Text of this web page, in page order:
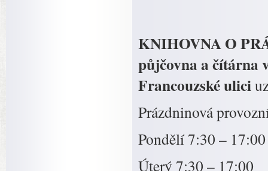
KNIHOVNA O
půjčovna a čítárna
Francouzské ulici
Prázdninová
Pondělí 7:30 – 17:00
Úterý 7:30 – 17:00